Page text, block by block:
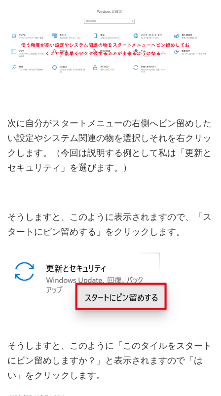
次に自分がスタートメニューの右側へピン留めした
い設定やシステム関連の物を選択しそれを右クリッ
クします。（今回は説明する例として私は「更新と
セキュリティ」を選びます。）
そうしますと、このように表示されますので、「ス
タートにピン留めする」をクリックします。
そうしますと、このように「このタイルをスタート
にピン留めしますか？」と表示されますので「は
い」をクリックします。